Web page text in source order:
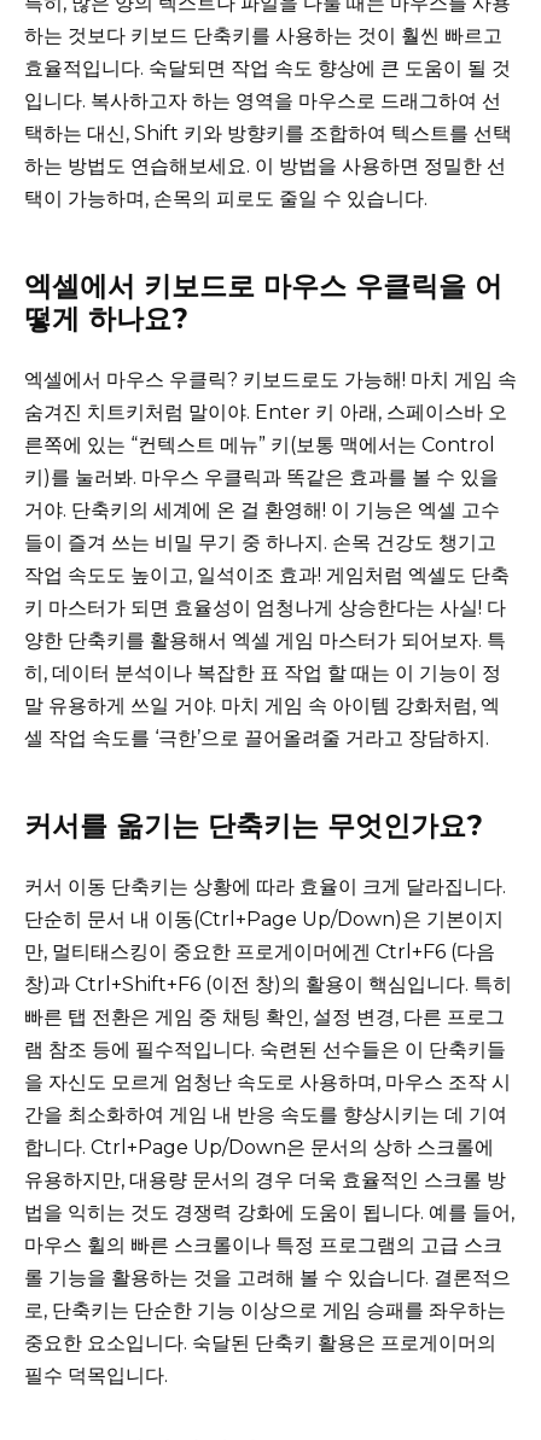
하는 것보다 키보드 단축키를 사용하는 것이 훨씬 빠르고
효율적입니다. 숙달되면 작업 속도 향상에 큰 도움이 될 것
입니다. 복사하고자 하는 영역을 마우스로 드래그하여 선
택하는 대신, Shift 키와 방향키를 조합하여 텍스트를 선택
하는 방법도 연습해보세요. 이 방법을 사용하면 정밀한 선
택이 가능하며, 손목의 피로도 줄일 수 있습니다.
엑셀에서 키보드로 마우스 우클릭을 어
떻게 하나요?
엑셀에서 마우스 우클릭? 키보드로도 가능해! 마치 게임 속
숨겨진 치트키처럼 말이야. Enter 키 아래, 스페이스바 오
른쪽에 있는 “컨텍스트 메뉴” 키(보통 맥에서는 Control
키)를 눌러봐. 마우스 우클릭과 똑같은 효과를 볼 수 있을
거야. 단축키의 세계에 온 걸 환영해! 이 기능은 엑셀 고수
들이 즐겨 쓰는 비밀 무기 중 하나지. 손목 건강도 챙기고
작업 속도도 높이고, 일석이조 효과! 게임처럼 엑셀도 단축
키 마스터가 되면 효율성이 엄청나게 상승한다는 사실! 다
양한 단축키를 활용해서 엑셀 게임 마스터가 되어보자. 특
히, 데이터 분석이나 복잡한 표 작업 할 때는 이 기능이 정
말 유용하게 쓰일 거야. 마치 게임 속 아이템 강화처럼, 엑
셀 작업 속도를 ‘극한’으로 끌어올려줄 거라고 장담하지.
커서를 옮기는 단축키는 무엇인가요?
커서 이동 단축키는 상황에 따라 효율이 크게 달라집니다.
단순히 문서 내 이동(Ctrl+Page Up/Down)은 기본이지
만, 멀티태스킹이 중요한 프로게이머에겐 Ctrl+F6 (다음
창)과 Ctrl+Shift+F6 (이전 창)의 활용이 핵심입니다. 특히
빠른 탭 전환은 게임 중 채팅 확인, 설정 변경, 다른 프로그
램 참조 등에 필수적입니다. 숙련된 선수들은 이 단축키들
을 자신도 모르게 엄청난 속도로 사용하며, 마우스 조작 시
간을 최소화하여 게임 내 반응 속도를 향상시키는 데 기여
합니다. Ctrl+Page Up/Down은 문서의 상하 스크롤에
유용하지만, 대용량 문서의 경우 더욱 효율적인 스크롤 방
법을 익히는 것도 경쟁력 강화에 도움이 됩니다. 예를 들어,
마우스 휠의 빠른 스크롤이나 특정 프로그램의 고급 스크
롤 기능을 활용하는 것을 고려해 볼 수 있습니다. 결론적으
로, 단축키는 단순한 기능 이상으로 게임 승패를 좌우하는
중요한 요소입니다. 숙달된 단축키 활용은 프로게이머의
필수 덕목입니다.